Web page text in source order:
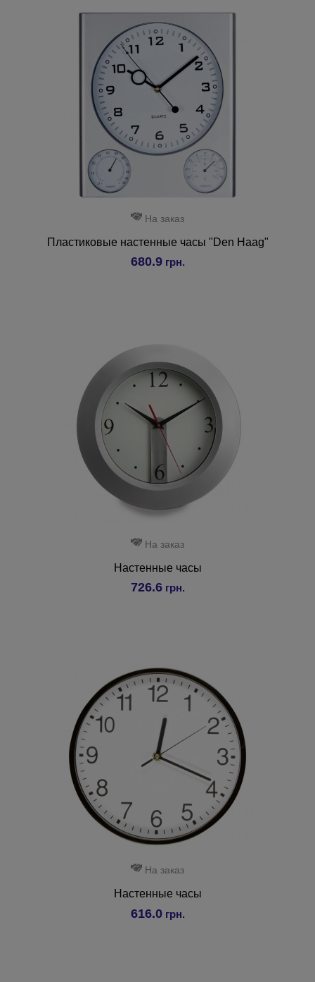
На заказ
Пластиковые настенные часы "Den Haag"
680.9грн.
На заказ
Настенные часы
726.6грн.
На заказ
Настенные часы
616.0грн.